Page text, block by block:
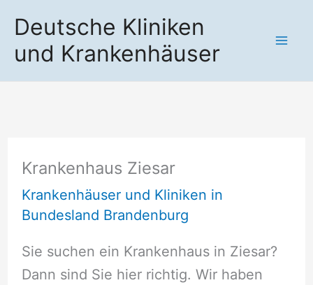
Inhalt
springen
Deutsche Kliniken
und Krankenhäuser
Krankenhaus Ziesar
Krankenhäuser und Kliniken in
Bundesland Brandenburg
Sie suchen ein Krankenhaus in Ziesar?
Dann sind Sie hier richtig. Wir haben